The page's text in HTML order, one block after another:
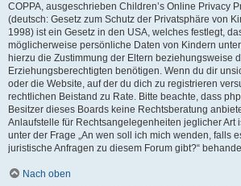
COPPA, ausgeschrieben Children’s Online Privacy
(deutsch: Gesetz zum Schutz der Privatsphäre von
1998) ist ein Gesetz in den USA, welches festlegt,
möglicherweise persönliche Daten von Kindern
hierzu die Zustimmung der Eltern beziehungsweise
Erziehungsberechtigten benötigen. Wenn du dir
oder die Website, auf der du dich zu registrieren
rechtlichen Beistand zu Rate. Bitte beachte, dass
Besitzer dieses Boards keine Rechtsberatung
Anlaufstelle für Rechtsangelegenheiten jeglicher Art
unter der Frage „An wen soll ich mich wenden, falls
juristische Anfragen zu diesem Forum gibt?“
Nach oben